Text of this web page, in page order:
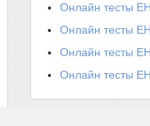
Онлайн тесты
Онлайн тесты
Онлайн тесты
Онлайн тесты